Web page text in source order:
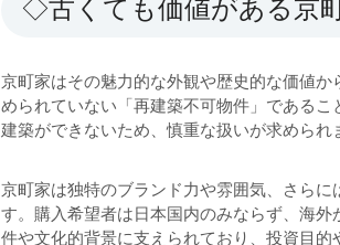
◇古くても価値がある京
京町家はその魅力的な外観や歴史的な価値
められていない「再建築不可物件」である
建築ができないため、慎重な扱いが求められ
京町家は独特のブランド力や雰囲気、さら
す。購入希望者は日本国内のみならず、海
件や文化的背景に支えられており、投資目